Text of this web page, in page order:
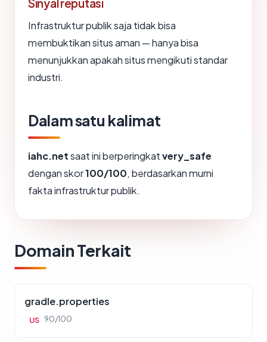
Sinyal reputasi
Infrastruktur publik saja tidak bisa
membuktikan situs aman — hanya bisa
menunjukkan apakah situs mengikuti standar
industri.
Dalam satu kalimat
iahc.netsaat ini berperingkatvery_safe
dengan skor100/100, berdasarkan murni
fakta infrastruktur publik.
Domain Terkait
gradle.properties
US 90/100